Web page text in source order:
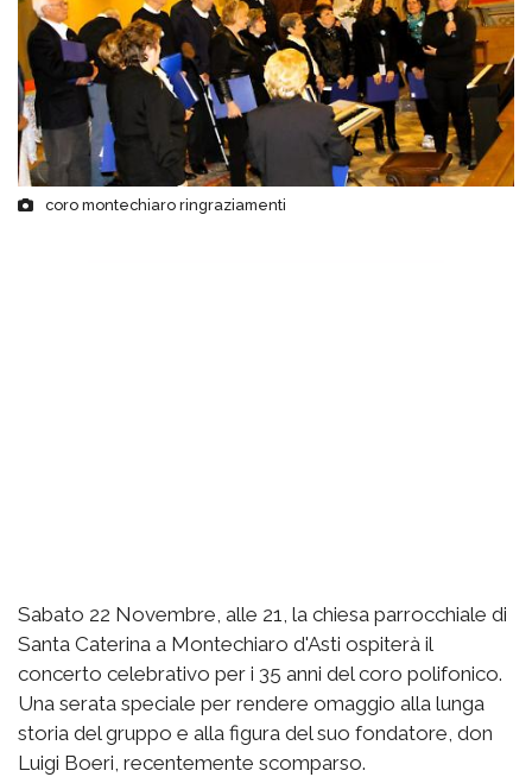
coro montechiaro ringraziamenti
Sabato 22 Novembre, alle 21, la chiesa parrocchiale di
Santa Caterina a Montechiaro d'Asti ospiterà il
concerto celebrativo per i 35 anni del coro polifonico.
Una serata speciale per rendere omaggio alla lunga
storia del gruppo e alla figura del suo fondatore, don
Luigi Boeri, recentemente scomparso.